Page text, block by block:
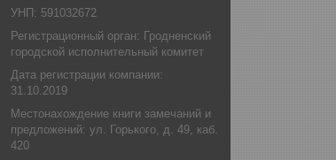
УНП: 591032672
Регистрационный орган: Гродненский
городской исполнительный комитет
Дата регистрации компании:
31.10.2019
Местонахождение книги замечаний и
предложений: ул. Горького, д. 49, каб.
420